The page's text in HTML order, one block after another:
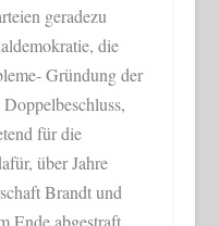
geradezu
die
Gründung der
für die
über Jahre
Brandt und
Ende abgestraft